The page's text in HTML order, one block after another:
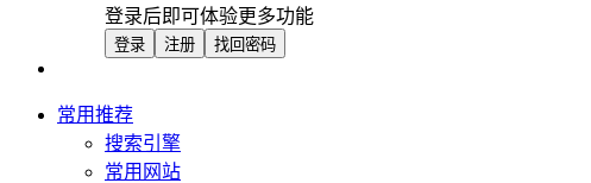
登录后即可体验更多功能
登录 注册 找回密码
常用推荐
搜索引擎
常用网站